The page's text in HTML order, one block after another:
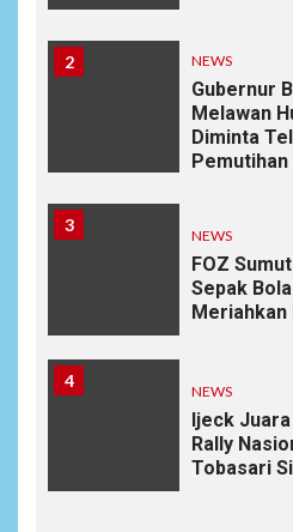
2 NEWS
Gubernur
Melawan
Diminta
Pemutihan
3
NEWS
FOZ
Sepak
Meriahkan
4
NEWS
Ijeck Juara
Rally
Tobasari